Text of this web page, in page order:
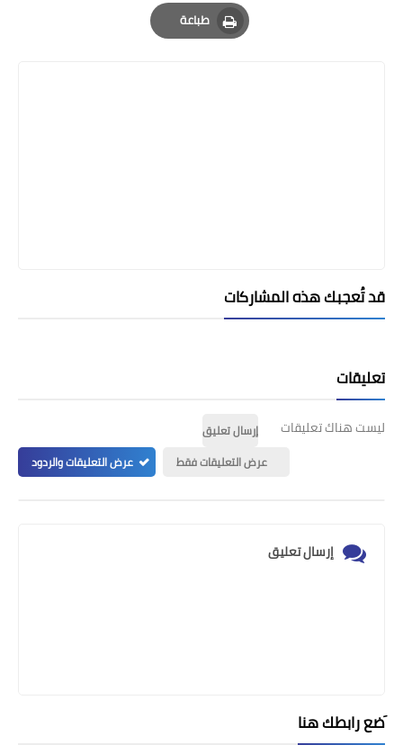
طباعة
Print
قد تُعجبك هذه المشاركات
تعليقات
ليست هناك تعليقات
إرسال تعليق
عرض التعليقات فقط
عرض التعليقات والردود
إرسال تعليق
َضع رابطك هنا